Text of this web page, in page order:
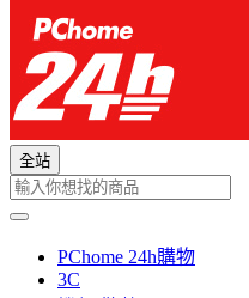
全站
PChome 24h購物
3C